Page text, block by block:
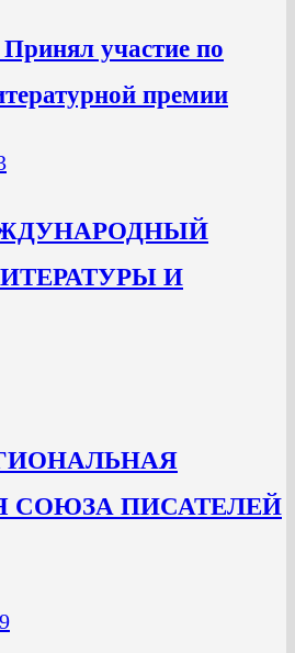
участие по
премии
И
СОЮЗА ПИСАТЕЛЕЙ